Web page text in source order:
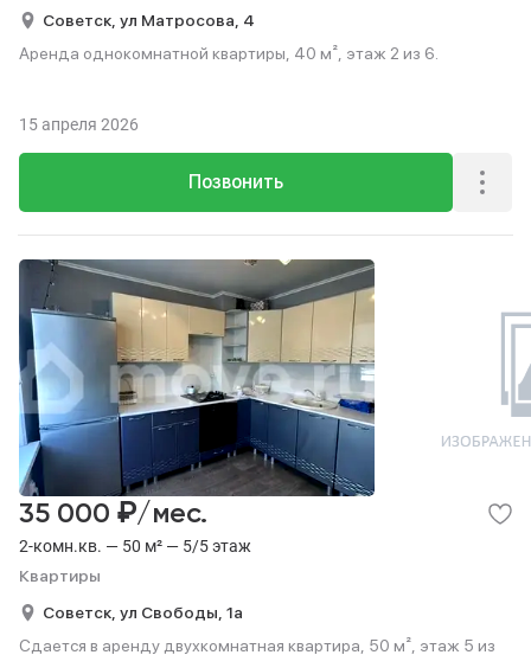
Советск, ул Матросова, 4
Аренда однокомнатной квартиры, 40 м², этаж 2 из 6.
Позвонить
15 апреля 2026
2-комн.кв. — 50 м² — 5/5 этаж
Квартиры
35 000 ₽/мес.
Советск, ул Свободы, 1а
Сдается в аренду двухкомнатная квартира, 50 м², этаж 5 из